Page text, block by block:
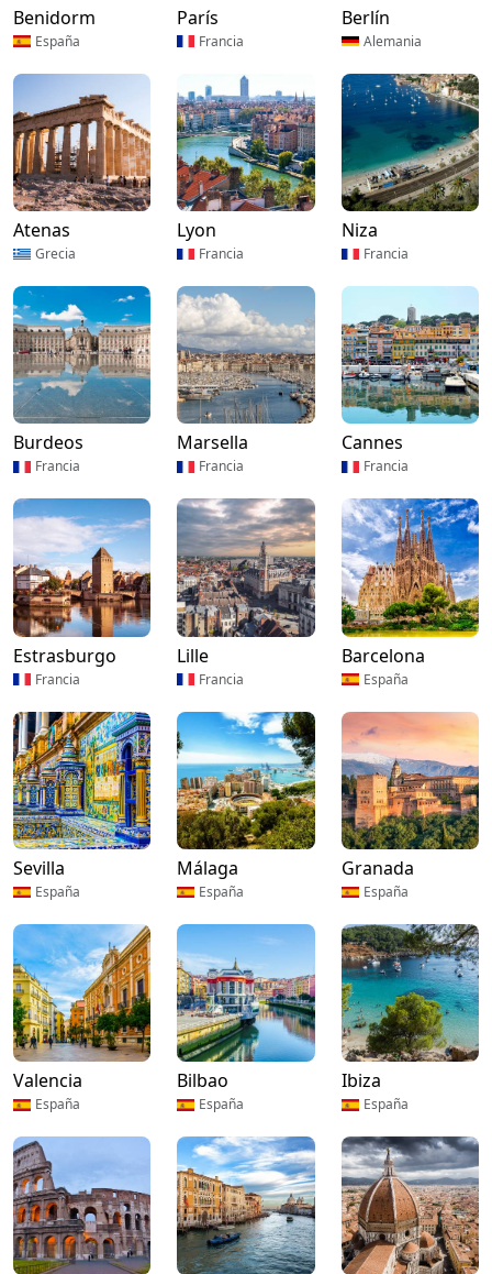
Benidorm
España
París
Francia
Berlín
Alemania
Atenas
Grecia
Lyon
Francia
Niza
Francia
Burdeos
Francia
Marsella
Francia
Cannes
Francia
Estrasburgo
Francia
Lille
Francia
Barcelona
España
Sevilla
España
Málaga
España
Granada
España
Valencia
España
Bilbao
España
Ibiza
España